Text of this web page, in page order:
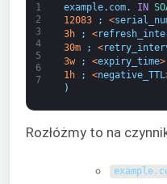
1
2
3
4
5
6
7
example. com. IN
12083
; <
3h
; <
30m
; <
3w
; <expiry_time>
1h
; <negative_TTL
)
Rozłóżmy to na
example.